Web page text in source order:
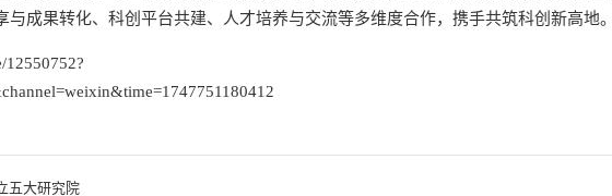
成果转化、科创平台共建、人才培养与交流等多维度合作，携手共筑科创新高地。
12550752?
五大研究院